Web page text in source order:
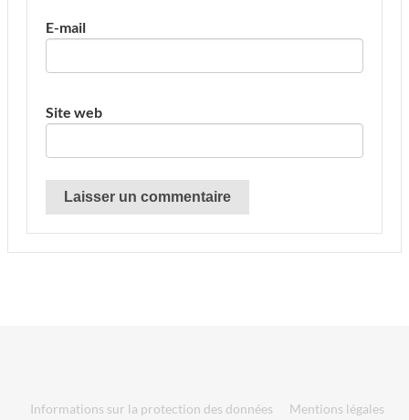
E-mail
Site web
Informations sur la protection des données Mentions légales